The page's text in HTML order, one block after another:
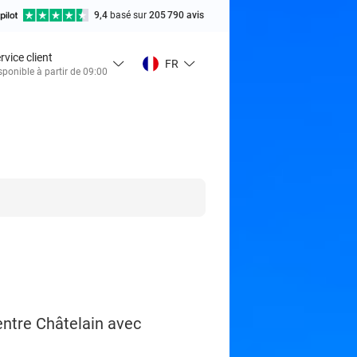
9,4 basé sur 205 790 avis
client
à partir de 09:00
FR
Châtelain avec